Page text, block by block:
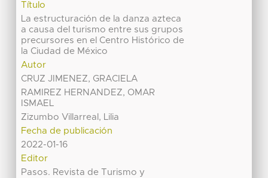
Título
La estructuración de la danza azteca
a causa del turismo entre sus grupos
precursores en el Centro Histórico de
la Ciudad de México
Autor
CRUZ JIMENEZ, GRACIELA
RAMIREZ HERNANDEZ, OMAR
ISMAEL
Zizumbo Villarreal, Lilia
Fecha de publicación
2022-01-16
Editor
Pasos. Revista de Turismo y